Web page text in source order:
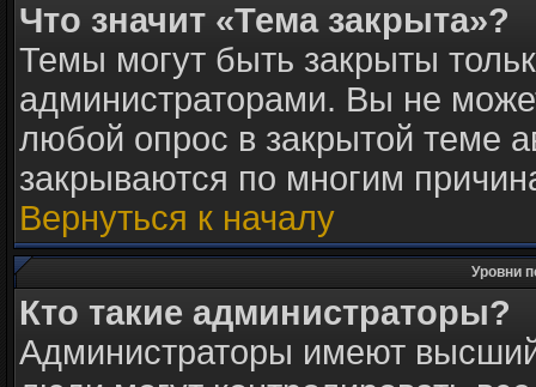
Что значит «Тема закрыта»?
Темы могут быть закрыты
администраторами. Вы не
любой опрос в закрытой теме
закрываются по многим
Вернуться к началу
Уровни
Кто такие администраторы?
Администраторы имеют